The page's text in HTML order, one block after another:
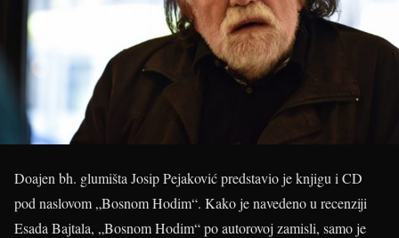
Doajen bh. glumišta Josip Pejaković predstavio je knjigu i CD
pod naslovom „Bosnom Hodim“. Kako je navedeno u recenziji
Esada Bajtala, „Bosnom Hodim“ po autorovoj zamisli, samo je